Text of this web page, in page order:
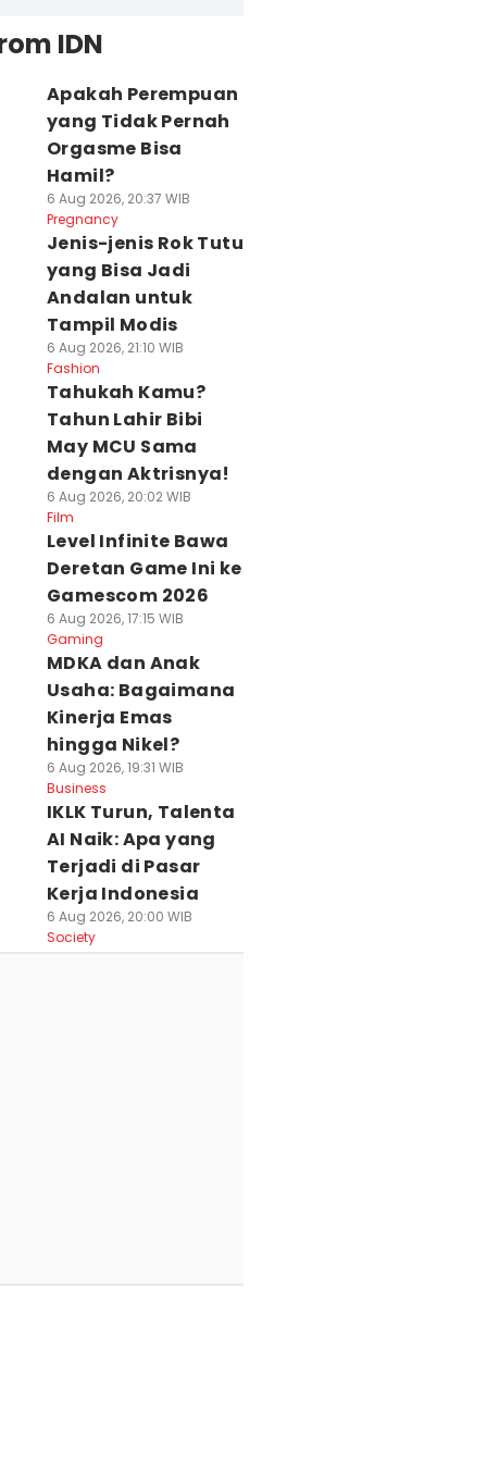
IDN
Apakah Perempuan
yang Tidak Pernah
Orgasme Bisa
Hamil?
6 Aug 2026, 20:37 WIB
Pregnancy
Jenis-jenis Rok Tutu
yang Bisa Jadi
Andalan untuk
Tampil Modis
6 Aug 2026, 21:10 WIB
Fashion
Tahukah Kamu?
Tahun Lahir Bibi
May MCU Sama
dengan Aktrisnya!
6 Aug 2026, 20:02 WIB
Film
Level Infinite Bawa
Deretan Game Ini ke
Gamescom 2026
6 Aug 2026, 17:15 WIB
Gaming
MDKA dan Anak
Usaha: Bagaimana
Kinerja Emas
hingga Nikel?
6 Aug 2026, 19:31 WIB
Business
IKLK Turun, Talenta
AI Naik: Apa yang
Terjadi di Pasar
Kerja Indonesia
6 Aug 2026, 20:00 WIB
Society